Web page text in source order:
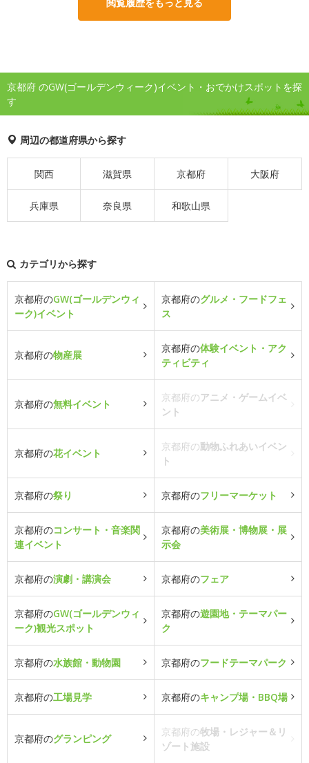
京都府 のGW(ゴールデンウィーク)イベント・おでかけスポットを探
す
周辺の都道府県から探す
関西 滋賀県 京都府 大阪府
兵庫県 奈良県 和歌山県
カテゴリから探す
京都府のGW(ゴールデンウィ
ーク)イベント
京都府のグルメ・フードフェ
ス
京都府の物産展
京都府の体験イベント・アク
ティビティ
京都府の無料イベント
京都府のアニメ・ゲームイベ
ント
京都府の花イベント
京都府の動物ふれあいイベン
ト
京都府の祭り 京都府のフリーマーケット
京都府のコンサート・音楽関
連イベント
京都府の美術展・博物展・展
示会
京都府の演劇・講演会 京都府のフェア
京都府のGW(ゴールデンウィ
ーク)観光スポット
京都府の遊園地・テーマパー
ク
京都府の水族館・動物園 京都府のフードテーマパーク
京都府の工場見学 京都府のキャンプ場・BBQ場
京都府のグランピング
京都府の牧場・レジャー＆リ
ゾート施設